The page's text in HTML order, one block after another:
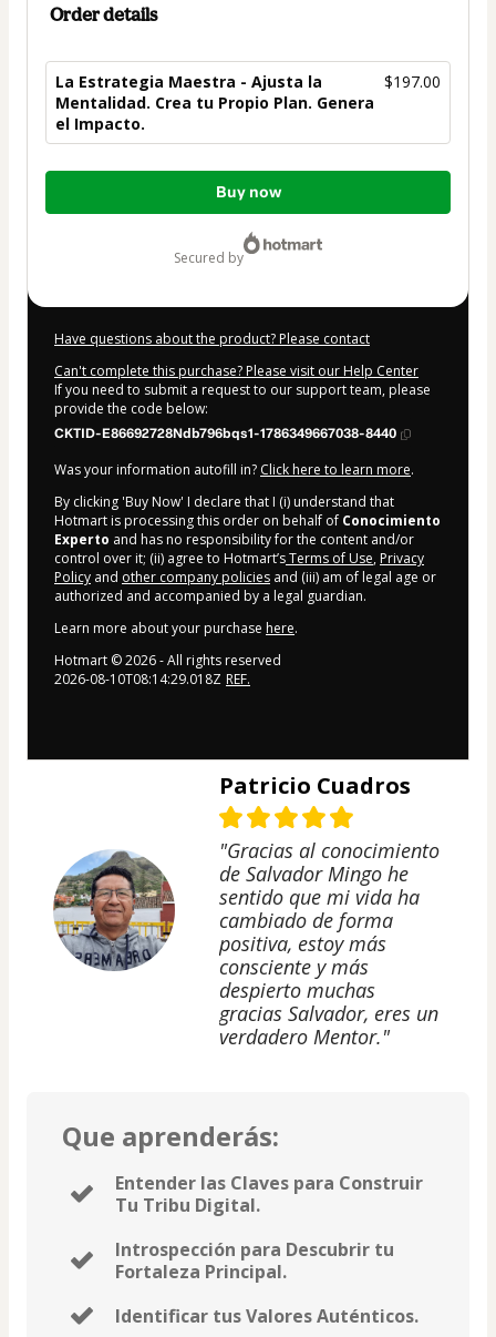
Order details
La Estrategia Maestra - Ajusta la
Mentalidad. Crea tu Propio Plan. Genera
el Impacto.
$197.00
Total
Buy now
secured by
Have questions about the product? Please contact
Can't complete this purchase? Please visit our Help Center
If you need to submit a request to our support team, please
provide the code below:
CKTID-E86692728Ndb796bqs1-1786349667038-8440
Was your information autofill in? Click here to learn more.
By clicking 'Buy Now' I declare that I (i) understand that
Hotmart is processing this order on behalf of Conocimiento
Experto and has no responsibility for the content and/or
control over it; (ii) agree to Hotmart’sTerms of Use, Privacy
Policy and other company policies and (iii) am of legal age or
authorized and accompanied by a legal guardian.
Learn more about your purchase here.
Hotmart ©2026- All rights reserved
2026-08-10T08:14:29.018Z REF.
Patricio Cuadros
"Gracias al conocimiento
de Salvador Mingo he
sentido que mi vida ha
cambiado de forma
positiva, estoy más
consciente y más
despierto muchas
gracias Salvador, eres un
verdadero Mentor."
Que aprenderás:
Entender las Claves para Construir
Tu Tribu Digital.
Introspección para Descubrir tu
Fortaleza Principal.
Identificar tus Valores Auténticos.